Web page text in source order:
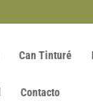
Can Tinturé
Contacto